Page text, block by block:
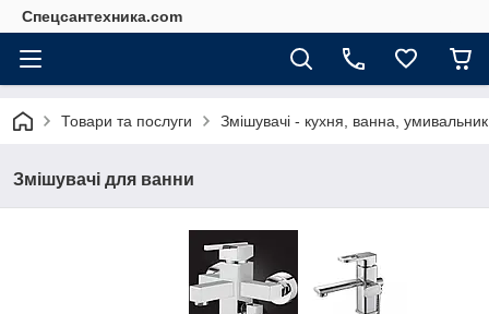
Спецсантехника.com
Товари та послуги Змішувачі - кухня, ванна,
Змішувачі для ванни